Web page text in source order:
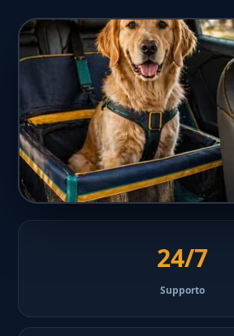
24/7
Supporto